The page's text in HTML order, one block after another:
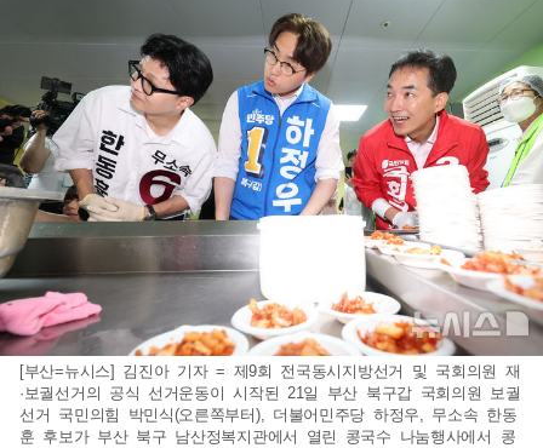
[부산=뉴시스] 김진아 기자 = 제9회 전국동시지방선거 및 국회의원 재
·보궐선거의 공식 선거운동이 시작된 21일 부산 북구갑 국회의원 보궐
선거 국민의힘 박민식(오른쪽부터), 더불어민주당 하정우, 무소속 한동
훈 후보가 부산 북구 남산정복지관에서 열린 콩국수 나눔행사에서 콩